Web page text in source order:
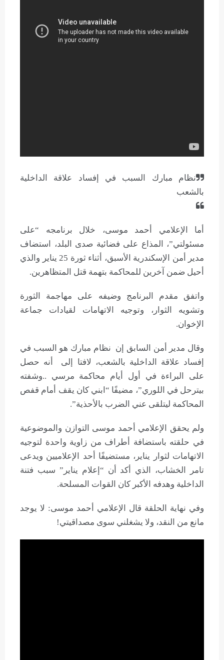
نظام مبارك السبب في إفساد علاقة الداخلية
بالشعب
أما الإعلامي أحمد موسى، خلال برنامجه “على
مسئولتي”، المذاع على فضائية صدى البلد، استضاف
مدير أمن الإسكندرية الأسبق، أثناء ثورة 25 يناير والذي
أحيل ضمن آخرين للمحاكمة بتهمة قتل المتظاهرين.
واتفق مقدم البرنامج وضيفه على مهاجمة الثورة
وتشويه الثوار، وتوجيه الاتهامات لقيادات جماعة
الإخوان.
وقال مدير أمن السابق إن نظام مبارك هو السبب في
إفساد علاقة الداخلية بالشعب، لافتا إلى أنه حصل
على البراءة في أول أيام محاكمة مرسي ..وشفته
بيترحل في اللوري”، مضيفًا “ابني كان يقف أمام قفص
المحاكمة ليتلقى عني الضرب بالأحذية”.
ولم يحقق الإعلامي أحمد موسى التوازن والموضوعية
في حلقته باستضافة أطراف من زاوية واحدة لتوجيه
الاتهامات لثوار يناير، مستضيفًا أحد الإعلاميين ويدعى
تامر الخشاب، الذي أكد أن “إعلام يناير” سبب فتنة
الداخلية وهدفه الأكبر كان القوات المسلحة.
وفي نهاية الحلقة قال الإعلامي أحمد موسى: لا يوجد
مانع من النقد، ولا يشغلني سوى مصداقيتي!